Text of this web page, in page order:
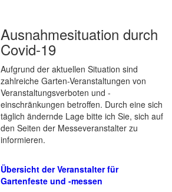
Ausnahmesituation durch
Covid-19
Aufgrund der aktuellen Situation sind
zahlreiche Garten-Veranstaltungen von
Veranstaltungsverboten und -
einschränkungen betroffen. Durch eine sich
täglich ändernde Lage bitte ich Sie, sich auf
den Seiten der Messeveranstalter zu
informieren.
Übersicht der Veranstalter für
Gartenfeste und -messen